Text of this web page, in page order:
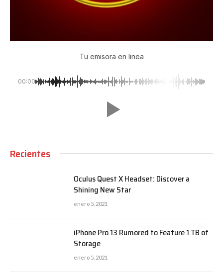
Tu emisora en linea
00:00
Recientes
Oculus Quest X Headset: Discover a
Shining New Star
enero 5, 2021
iPhone Pro 13 Rumored to Feature 1 TB of
Storage
enero 5, 2021